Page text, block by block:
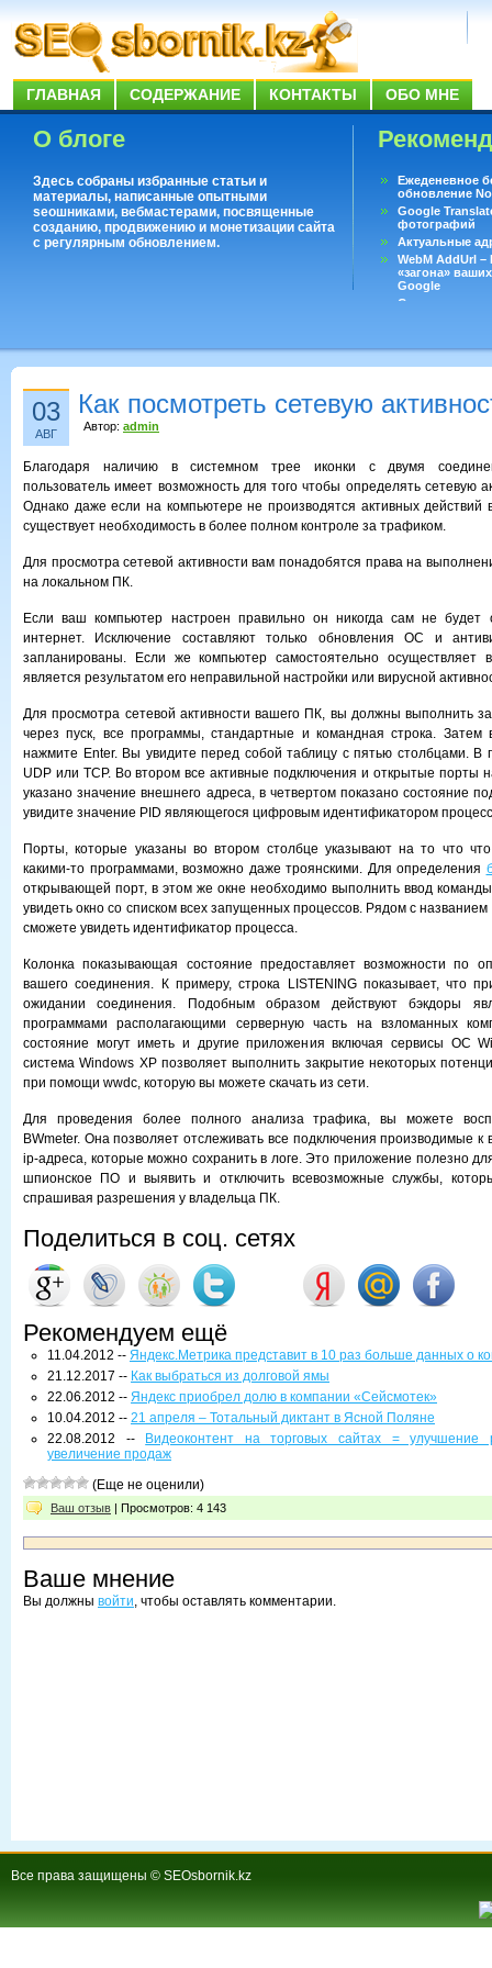
ГЛАВНАЯ СОДЕРЖАНИЕ КОНТАКТЫ ОБО МНЕ
О блоге
Здесь собраны избранные статьи и
материалы, написанные опытными
seoшниками, вебмастерами, посвященные
созданию, продвижению и монетизации сайта
с регулярным обновлением.
Ежеденевное
обновление
Google
фотографий
Актуальные
WebM AddUrl
«загона»
Google
Существует
03
АВГ
Как посмотреть сетевую
Автор: admin
Благодаря наличию в системном трее иконки с двумя
пользователь имеет возможность для того чтобы определять сетевую
Однако даже если на компьютере не производятся активных действий
существует необходимость в более полном контроле за трафиком.
Для просмотра сетевой активности вам понадобятся права на
на локальном ПК.
Если ваш компьютер настроен правильно он никогда сам не будет
интернет. Исключение составляют только обновления ОС и
запланированы. Если же компьютер самостоятельно осуществляет
является результатом его неправильной настройки или вирусной
Для просмотра сетевой активности вашего ПК, вы должны выполнить
через пуск, все программы, стандартные и командная строка. Затем
нажмите Enter. Вы увидите перед собой таблицу с пятью столбцами. В
UDP или TCP. Во втором все активные подключения и открытые порты
указано значение внешнего адреса, в четвертом показано состояние
увидите значение PID являющегося цифровым идентификатором
Порты, которые указаны во втором столбце указывают на то что
какими-то программами, возможно даже троянскими. Для определения
открывающей порт, в этом же окне необходимо выполнить ввод
увидеть окно со списком всех запущенных процессов. Рядом с
сможете увидеть идентификатор процесса.
Колонка показывающая состояние предоставляет возможности по
вашего соединения. К примеру, строка LISTENING показывает, что
ожидании соединения. Подобным образом действуют бэкдоры
программами располагающими серверную часть на взломанных
состояние могут иметь и другие приложения включая сервисы ОС
система Windows XP позволяет выполнить закрытие некоторых
при помощи wwdc, которую вы можете скачать из сети.
Для проведения более полного анализа трафика, вы можете
BWmeter. Она позволяет отслеживать все подключения производимые
ip-адреса, которые можно сохранить в логе. Это приложение полезно
шпионское ПО и выявить и отключить всевозможные службы,
спрашивая разрешения у владельца ПК.
Поделиться в соц. сетях
Рекомендуем ещё
11.04.2012 -- Яндекс.Метрика представит в 10 раз больше данных о
21.12.2017 -- Как выбраться из долговой ямы
22.06.2012 -- Яндекс приобрел долю в компании «Сейсмотек»
10.04.2012 -- 21 апреля – Тотальный диктант в Ясной Поляне
22.08.2012 --
Видеоконтент на торговых сайтах = улучшение
увеличение продаж
(Еще не оценили)
Ваш отзыв | Просмотров: 4 143
Ваше мнение
Вы должны войти, чтобы оставлять комментарии.
Все права защищены © SEOsbornik.kz